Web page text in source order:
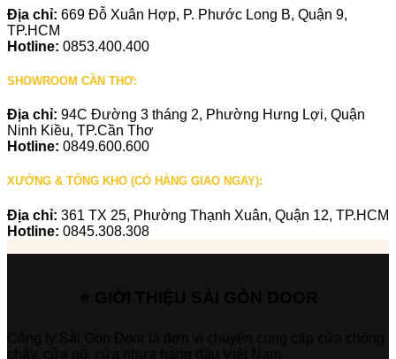
Địa chỉ: 669 Đỗ Xuân Hợp, P. Phước Long B, Quận 9,
TP.HCM
Hotline: 0853.400.400
SHOWROOM CẦN THƠ:
Địa chỉ: 94C Đường 3 tháng 2, Phường Hưng Lợi, Quận
Ninh Kiều, TP.Cần Thơ
Hotline: 0849.600.600
XƯỞNG & TỔNG KHO (CÓ HÀNG GIAO NGAY):
Địa chỉ: 361 TX 25, Phường Thạnh Xuân, Quận 12, TP.HCM
Hotline: 0845.308.308